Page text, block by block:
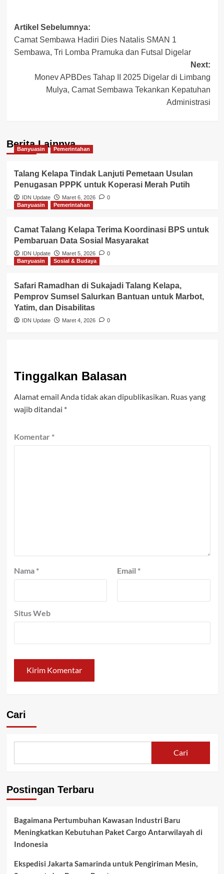
Post
navigation
Artikel Sebelumnya:
Camat Sembawa Hadiri Dies Natalis SMAN 1
Sembawa, Tri Lomba Pramuka dan Futsal Digelar
Next:
Monev APBDes Tahap II 2025 Digelar di Limbang
Mulya, Camat Sembawa Tekankan Kepatuhan
Administrasi
Berita Lainnya
Banyuasin Pemerintahan
Talang Kelapa Tindak Lanjuti Pemetaan Usulan
Penugasan PPPK untuk Koperasi Merah Putih
IDN Update Maret 6, 2026
0
Banyuasin
Pemerintahan
Camat Talang Kelapa Terima Koordinasi BPS untuk
Pembaruan Data Sosial Masyarakat
IDN Update Maret 5, 2026
0
Banyuasin
Sosial & Budaya
Safari Ramadhan di Sukajadi Talang Kelapa,
Pemprov Sumsel Salurkan Bantuan untuk Marbot,
Yatim, dan Disabilitas
IDN Update Maret 4, 2026 0
Tinggalkan Balasan
Alamat email Anda tidak akan dipublikasikan. Ruas yang
wajib ditandai *
Komentar *
Nama * Email *
Situs Web
Cari
Cari
Postingan Terbaru
Bagaimana Pertumbuhan Kawasan Industri Baru
Meningkatkan Kebutuhan Paket Cargo Antarwilayah di
Indonesia
Ekspedisi Jakarta Samarinda untuk Pengiriman Mesin,